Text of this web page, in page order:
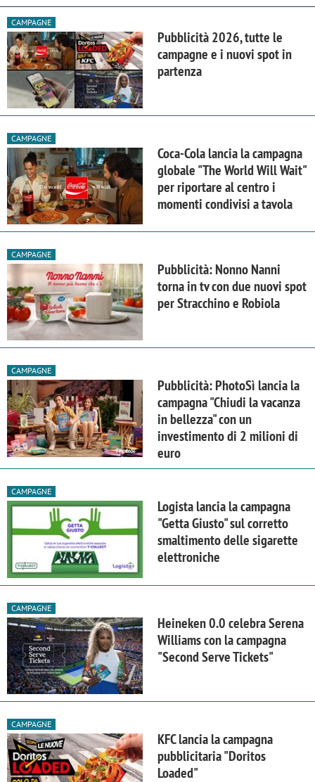
CAMPAGNE
Pubblicità 2026, tutte le
campagne e i nuovi spot in
partenza
CAMPAGNE
Coca-Cola lancia la campagna
globale "The World Will Wait"
per riportare al centro i
momenti condivisi a tavola
CAMPAGNE
Pubblicità: Nonno Nanni
torna in tv con due nuovi spot
per Stracchino e Robiola
CAMPAGNE
Pubblicità: PhotoSì lancia la
campagna "Chiudi la vacanza
in bellezza" con un
investimento di 2 milioni di
euro
CAMPAGNE
Logista lancia la campagna
"Getta Giusto" sul corretto
smaltimento delle sigarette
elettroniche
CAMPAGNE
Heineken 0.0 celebra Serena
Williams con la campagna
"Second Serve Tickets"
CAMPAGNE
KFC lancia la campagna
pubblicitaria "Doritos
Loaded"